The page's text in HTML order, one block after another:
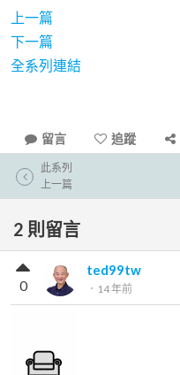
上一篇
下一篇
全系列連結
留言 追蹤
此系列
上一篇
2 則留言
ted99tw
． 14 年前
0